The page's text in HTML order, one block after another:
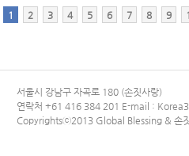
1 2 3 4 5 6 7 8 9
서울시 강남구 자곡로 180 (손짓사랑)
연락처 +61 416 384 201 E-mail :
Copyrightsⓒ2013 Global Blessing & 손